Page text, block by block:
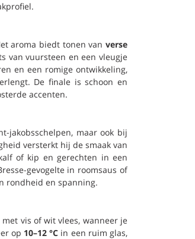
aroma biedt tonen vanverse
van vuursteen en een vleugje
en een romige ontwikkeling,
De finale is schoon en
accenten.
jakobsschelpen, maar ook bij
versterkt hij de smaak van
of kip en gerechten in een
gevogelte in roomsaus of
rondheid en spanning.
vis of wit vlees, wanneer je
op 10–12 °C in een ruim glas,